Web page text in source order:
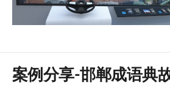
案例分享-邯郸成语典